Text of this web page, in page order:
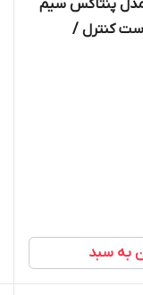
پنتاکس سیم
کنترل /
به سبد